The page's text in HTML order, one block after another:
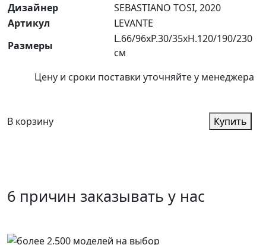
Дизайнер
SEBASTIANO TOSI, 2020
Артикул
LEVANTE
Размеры
L.66/96xP.30/35xH.120/190/230
см
Цену и сроки поставки уточняйте у менеджера
В корзину Купить
6 причин заказывать у нас